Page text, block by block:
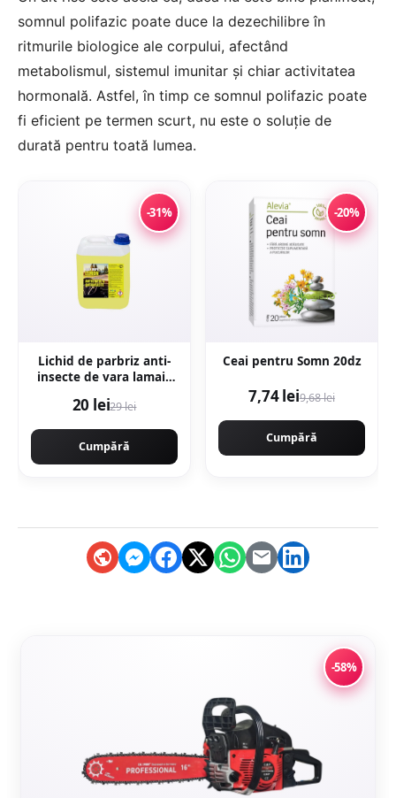
somnul polifazic poate duce la dezechilibre în
ritmurile biologice ale corpului, afectând
metabolismul, sistemul imunitar și chiar activitatea
hormonală. Astfel, în timp ce somnul polifazic poate
fi eficient pe termen scurt, nu este o soluție de
durată pentru toată lumea.
-31%
Lichid de parbriz anti-
insecte de vara lamaie
20 lei29 lei
Cumpără
-20%
Ceai pentru Somn 20dz
7,74 lei9,68 lei
Cumpără
-58%